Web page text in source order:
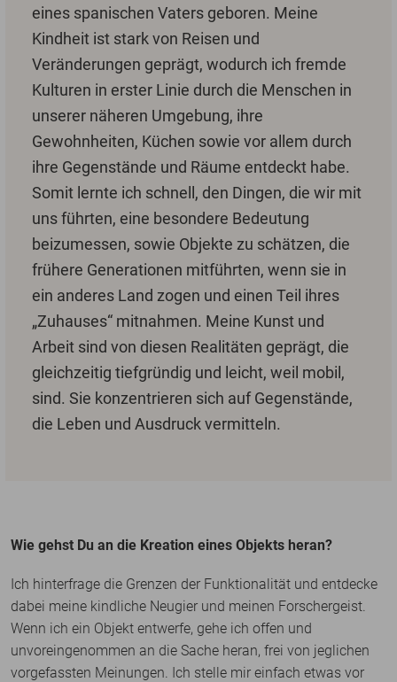
eines spanischen Vaters geboren. Meine
Kindheit ist stark von Reisen und
Veränderungen geprägt, wodurch ich fremde
Kulturen in erster Linie durch die Menschen in
unserer näheren Umgebung, ihre
Gewohnheiten, Küchen sowie vor allem durch
ihre Gegenstände und Räume entdeckt habe.
Somit lernte ich schnell, den Dingen, die wir mit
uns führten, eine besondere Bedeutung
beizumessen, sowie Objekte zu schätzen, die
frühere Generationen mitführten, wenn sie in
ein anderes Land zogen und einen Teil ihres
„Zuhauses“ mitnahmen. Meine Kunst und
Arbeit sind von diesen Realitäten geprägt, die
gleichzeitig tiefgründig und leicht, weil mobil,
sind. Sie konzentrieren sich auf Gegenstände,
die Leben und Ausdruck vermitteln.
Wie gehst Du an die Kreation eines Objekts heran?
Ich hinterfrage die Grenzen der Funktionalität und entdecke
dabei meine kindliche Neugier und meinen Forschergeist.
Wenn ich ein Objekt entwerfe, gehe ich offen und
unvoreingenommen an die Sache heran, frei von jeglichen
vorgefassten Meinungen. Ich stelle mir einfach etwas vor